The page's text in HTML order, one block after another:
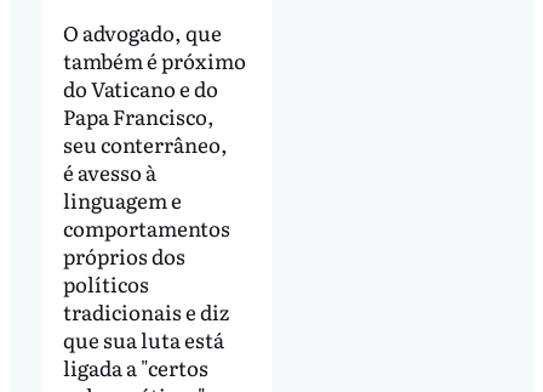
O advogado, que
também é próximo
do Vaticano e do
Papa Francisco,
seu conterrâneo,
é avesso à
linguagem e
comportamentos
próprios dos
políticos
tradicionais e diz
que sua luta está
ligada a "certos